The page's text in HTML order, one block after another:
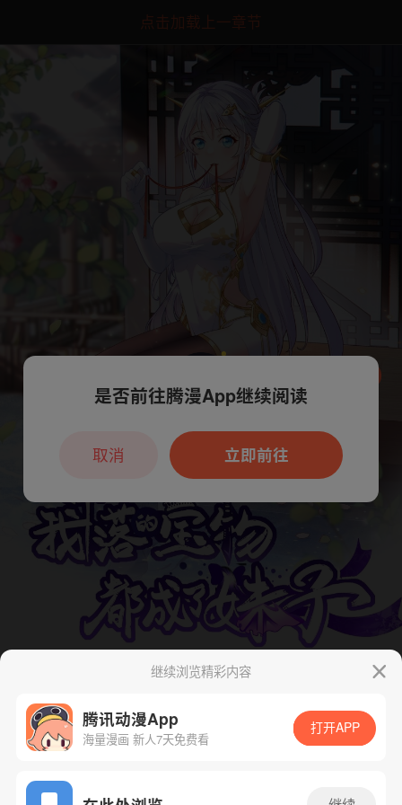
点击加载上一章节
App免费看
继续浏览精彩内容
腾讯动漫App
海量漫画 新人7天免费看
打开APP
本章节仅支持App阅读，可打开App新用
户7天免费看
是否前往腾漫App继续阅读
立即前往
取消